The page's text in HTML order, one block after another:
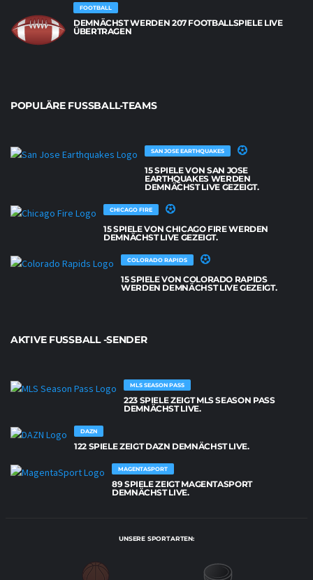
FOOTBALL
DEMNÄCHST WERDEN 207 FOOTBALLSPIELE LIVE
ÜBERTRAGEN
POPULÄRE FUSSBALL-TEAMS
SAN JOSE EARTHQUAKES
15 SPIELE VON SAN JOSE
EARTHQUAKES WERDEN
DEMNÄCHST LIVE GEZEIGT.
CHICAGO FIRE
15 SPIELE VON CHICAGO FIRE WERDEN
DEMNÄCHST LIVE GEZEIGT.
COLORADO RAPIDS
15 SPIELE VON COLORADO RAPIDS
WERDEN DEMNÄCHST LIVE GEZEIGT.
AKTIVE FUSSBALL -SENDER
MLS SEASON PASS
223 SPIELE ZEIGT MLS SEASON PASS
DEMNÄCHST LIVE.
DAZN
122 SPIELE ZEIGT DAZN DEMNÄCHST LIVE.
MAGENTASPORT
89 SPIELE ZEIGT MAGENTASPORT
DEMNÄCHST LIVE.
UNSERE SPORTARTEN: